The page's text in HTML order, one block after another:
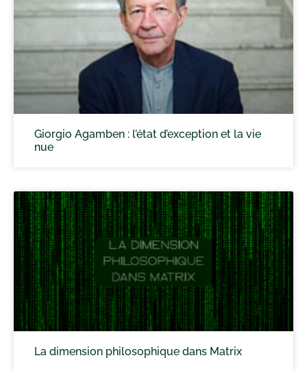
Giorgio Agamben : l’état d’exception et la vie
nue
La dimension philosophique dans Matrix